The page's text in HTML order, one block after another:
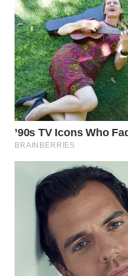
WN
INDRAMAYU
WN
KUNINGAN
WN
MAJALENGKA
WN
SUBANG
WN
SUKABUMI
WN
PURWAKARTA